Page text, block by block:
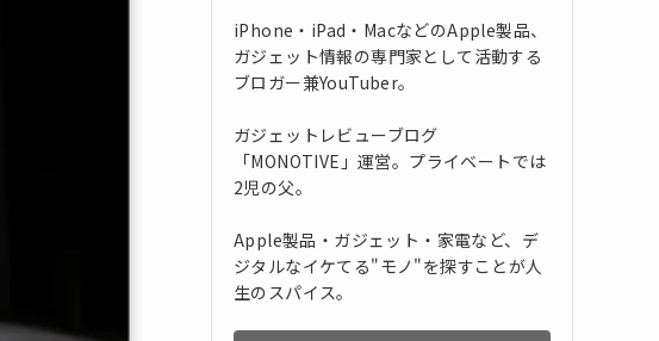
iPhone・iPad・MacなどのApple製品、
ガジェット情報の専門家として活動する
ブロガー兼YouTuber。
ガジェットレビューブログ
「MONOTIVE」運営。プライベートでは
2児の父。
Apple製品・ガジェット・家電など、デ
ジタルなイケてる"モノ"を探すことが人
生のスパイス。